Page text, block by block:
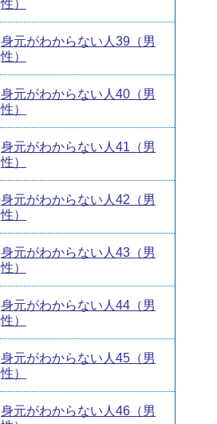
性）
身元がわからない人39（男
性）
身元がわからない人40（男
性）
身元がわからない人41（男
性）
身元がわからない人42（男
性）
身元がわからない人43（男
性）
身元がわからない人44（男
性）
身元がわからない人45（男
性）
身元がわからない人46（男